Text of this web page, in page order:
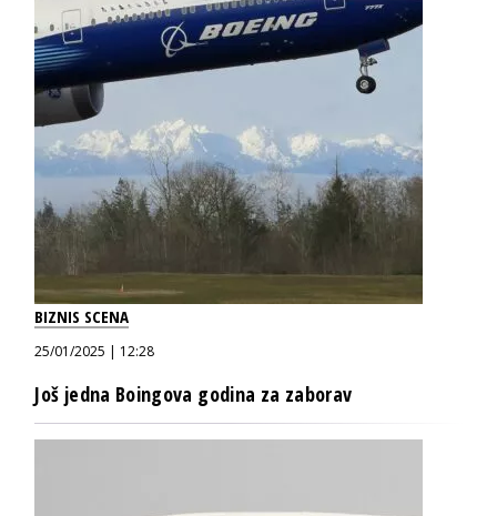
BIZNIS SCENA
25/01/2025 | 12:28
Još jedna Boingova godina za zaborav